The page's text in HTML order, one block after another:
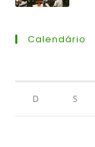
Calendário
D S